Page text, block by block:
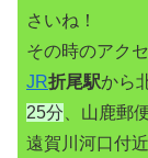
さいね！
その時のアク
JR折尾駅から
25分 、山鹿郵
遠賀川河口付